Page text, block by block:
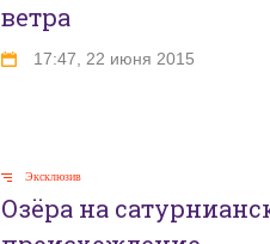
ветра
17:47, 22 июня 2015
Эксклюзив
Озёра на